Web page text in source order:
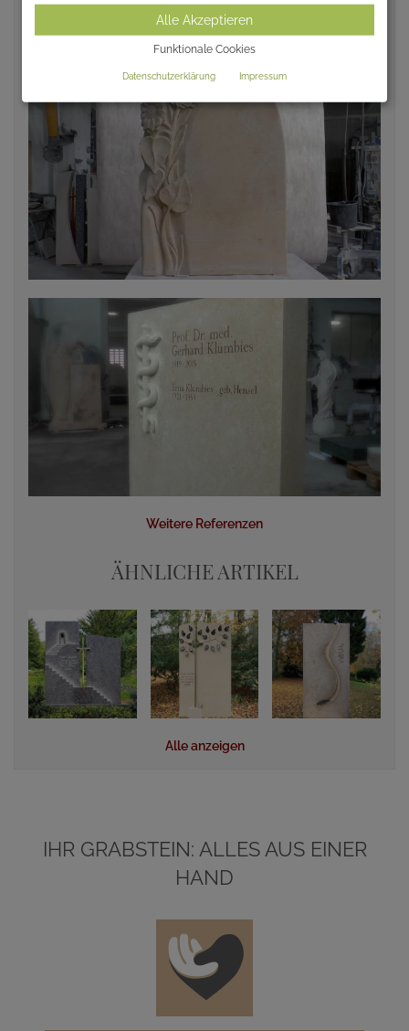
AKTUELLE REFERENZEN
Weitere Referenzen
ÄHNLICHE ARTIKEL
Alle anzeigen
IHR GRABSTEIN: ALLES AUS EINER
HAND
Alle Akzeptieren
Funktionale Cookies
Datenschutzerklärung Impressum